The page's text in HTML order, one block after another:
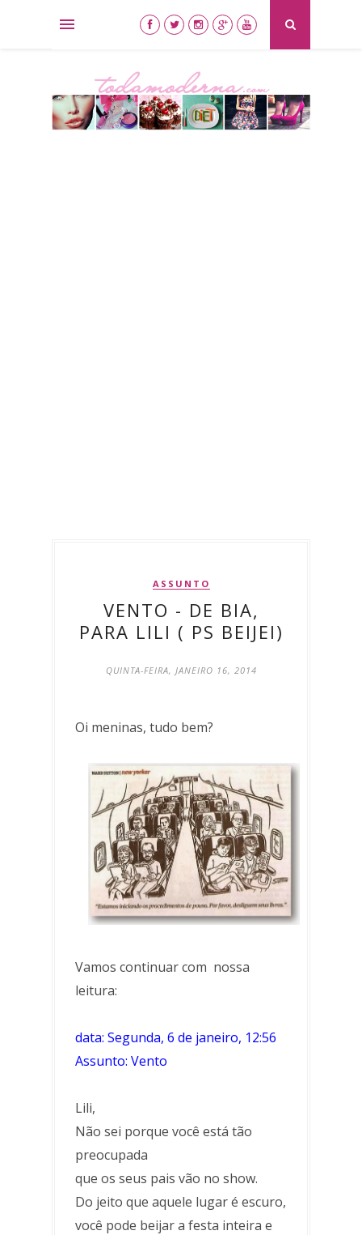
ASSUNTO
VENTO - DE BIA,
PARA LILI ( PS BEIJEI)
QUINTA-FEIRA, JANEIRO 16, 2014
Oi meninas, tudo bem?
Vamos continuar com nossa
leitura:
data: Segunda, 6 de janeiro, 12:56
Assunto: Vento
Lili,
Não sei porque você está tão
preocupada
que os seus pais vão no show.
Do jeito que aquele lugar é escuro,
você pode beijar a festa inteira e